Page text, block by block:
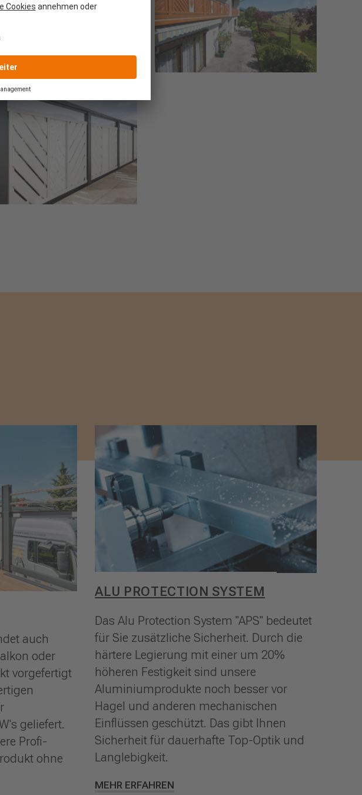
auch
oder
vorgefertigt
geliefert.
Profi-
ohne
ALU PROTECTION SYSTEM
Das Alu Protection System "APS" bedeutet
für Sie zusätzliche Sicherheit. Durch die
härtere Legierung mit einer um 20%
höheren Festigkeit sind unsere
Aluminiumprodukte noch besser vor
Hagel und anderen mechanischen
Einflüssen geschützt. Das gibt Ihnen
Sicherheit für dauerhafte Top-Optik und
Langlebigkeit.
MEHR ERFAHREN